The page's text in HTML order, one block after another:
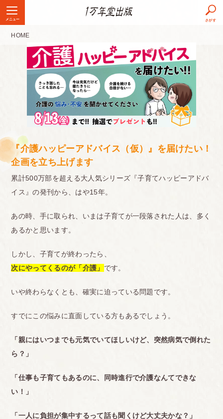
メニュー さがす
HOME
『介護ハッピーアドバイス（仮）』を届けたい！
企画を立ち上げます
累計500万部を超える大人気シリーズ『子育てハッピーアドバ
イス』の発刊から、はや15年。
あの時、手に取られ、いまは子育てが一段落された人は、多く
あるかと思います。
しかし、子育てが終わったら、
次にやってくるのが「介護」 です。
いや終わらなくとも、確実に迫っている問題です。
すでにこの悩みに直面している方もあるでしょう。
「親にはいつまでも元気でいてほしいけど、突然病気で倒れた
ら？」
「仕事も子育てもあるのに、同時進行で介護なんてできな
い！」
「一人に負担が集中するって話も聞くけど大丈夫かな？」